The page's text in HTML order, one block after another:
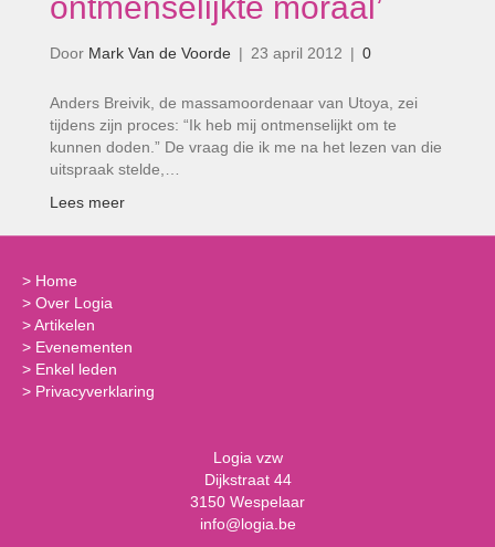
Door Mark Van de Voorde | 23 april 2012 | 0
Anders Breivik, de massamoordenaar van Utoya, zei
tijdens zijn proces: “Ik heb mij ontmenselijkt om te
kunnen doden.” De vraag die ik me na het lezen van die
uitspraak stelde,…
Lees meer
> Home
> Over Logia
>Artikelen
> Evenementen
> Enkel leden
> Privacyverklaring
Logia vzw
Dijkstraat 44
3150 Wespelaar
info@logia.be